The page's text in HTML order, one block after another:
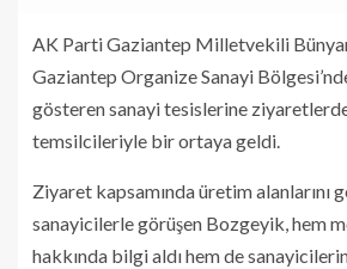
AK Parti Gaziantep Milletvekili
Gaziantep Organize Sanayi
gösteren sanayi tesislerine
temsilcileriyle bir ortaya geldi.
Ziyaret kapsamında üretim alanlarını
sanayicilerle görüşen Bozgeyik, hem
hakkında bilgi aldı hem de